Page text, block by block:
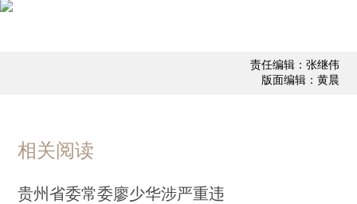
责任编辑：张继伟
版面编辑：黄晨
相关阅读
贵州省委常委廖少华涉严重违